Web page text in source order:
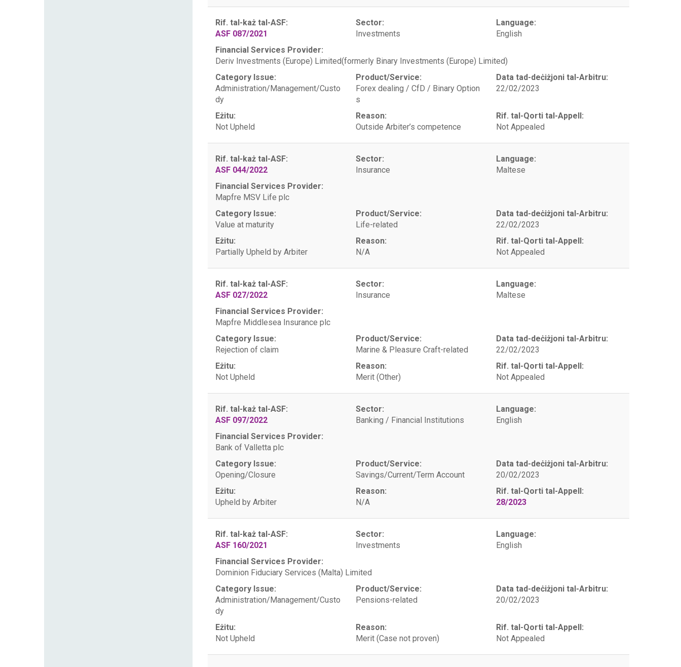
Rif. tal-każ tal-ASF:
ASF 087/2021
Sector:
Investments
Language:
English
Financial Services Provider:
Deriv Investments (Europe) Limited(formerly Binary Investments (Europe) Limited)
Category Issue:
Administration/Management/Custo
dy
Product/Service:
Forex dealing / CfD / Binary Option
s
Data tad-deċiżjoni tal-Arbitru:
22/02/2023
Eżitu:
Not Upheld
Reason:
Outside Arbiter’s competence
Rif. tal-Qorti tal-Appell:
Not Appealed
Rif. tal-każ tal-ASF:
ASF 044/2022
Sector:
Insurance
Language:
Maltese
Financial Services Provider:
Mapfre MSV Life plc
Category Issue:
Value at maturity
Product/Service:
Life-related
Data tad-deċiżjoni tal-Arbitru:
22/02/2023
Eżitu:
Partially Upheld by Arbiter
Reason:
N/A
Rif. tal-Qorti tal-Appell:
Not Appealed
Rif. tal-każ tal-ASF:
ASF 027/2022
Sector:
Insurance
Language:
Maltese
Financial Services Provider:
Mapfre Middlesea Insurance plc
Category Issue:
Rejection of claim
Product/Service:
Marine & Pleasure Craft-related
Data tad-deċiżjoni tal-Arbitru:
22/02/2023
Eżitu:
Not Upheld
Reason:
Merit (Other)
Rif. tal-Qorti tal-Appell:
Not Appealed
Rif. tal-każ tal-ASF:
ASF 097/2022
Sector:
Banking / Financial Institutions
Language:
English
Financial Services Provider:
Bank of Valletta plc
Category Issue:
Opening/Closure
Product/Service:
Savings/Current/Term Account
Data tad-deċiżjoni tal-Arbitru:
20/02/2023
Eżitu:
Upheld by Arbiter
Reason:
N/A
Rif. tal-Qorti tal-Appell:
28/2023
Rif. tal-każ tal-ASF:
ASF 160/2021
Sector:
Investments
Language:
English
Financial Services Provider:
Dominion Fiduciary Services (Malta) Limited
Category Issue:
Administration/Management/Custo
dy
Product/Service:
Pensions-related
Data tad-deċiżjoni tal-Arbitru:
20/02/2023
Eżitu:
Not Upheld
Reason:
Merit (Case not proven)
Rif. tal-Qorti tal-Appell:
Not Appealed